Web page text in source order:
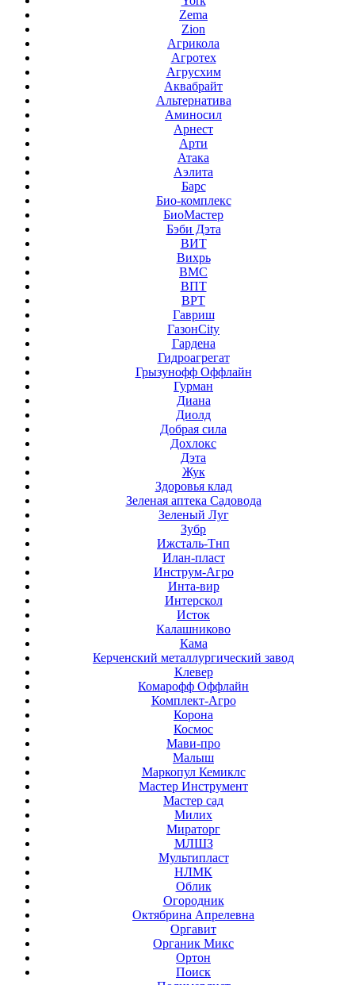
Zema
Zion
Агрикола
Агротех
Агрусхим
Аквабрайт
Альтернатива
Аминосил
Арнест
Арти
Атака
Аэлита
Барс
Био-комплекс
БиоМастер
Бэби Дэта
ВИТ
Вихрь
ВМС
ВПТ
ВРТ
Гавриш
ГазонCity
Гардена
Гидроагрегат
Грызунофф Оффлайн
Гурман
Диана
Диолд
Добрая сила
Дохлокс
Дэта
Жук
Здоровья клад
Зеленая аптека Садовода
Зеленый Луг
Зубр
Ижсталь-Тнп
Илан-пласт
Инструм-Агро
Инта-вир
Интерскол
Исток
Калашниково
Кама
Керченский металлургический завод
Клевер
Комарофф Оффлайн
Комплект-Агро
Корона
Космос
Мави-про
Малыш
Маркопул Кемиклс
Мастер Инструмент
Мастер сад
Милих
Мираторг
МЛШЗ
Мультипласт
НЛМК
Облик
Огородник
Октябрина Апрелевна
Оргавит
Органик Микс
Ортон
Поиск